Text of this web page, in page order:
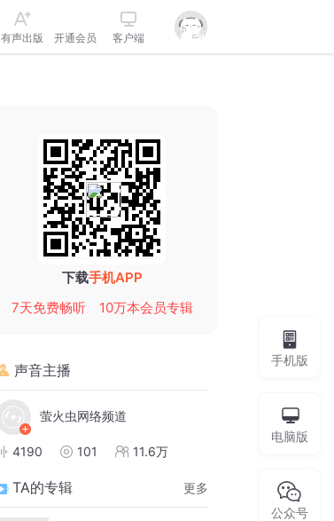
有声出版 开通会员 客户端
下载手机APP
7天免费畅听
10万本会员专辑
声音主播
萤火虫网络频道
4190 101 11.6万
TA的专辑 更多
手机版
电脑版
公众号